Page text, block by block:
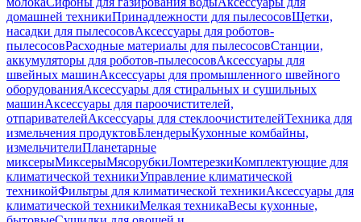
домашней техникиПринадлежности для пылесосовЩетки,
насадки для пылесосовАксессуары для роботов-
пылесосовРасходные материалы для пылесосовСтанции,
аккумуляторы для роботов-пылесосовАксессуары для
швейных машинАксессуары для промышленного швейного
оборудованияАксессуары для стиральных и сушильных
машинАксессуары для пароочистителей,
отпаривателейАксессуары для стеклоочистителейТехника для
измельчения продуктовБлендерыКухонные комбайны,
измельчителиПланетарные
миксерыМиксерыМясорубкиЛомтерезкиКомплектующие для
климатической техникиУправление климатической
техникойФильтры для климатической техникиАксессуары для
климатической техникиМелкая техникаВесы кухонные,